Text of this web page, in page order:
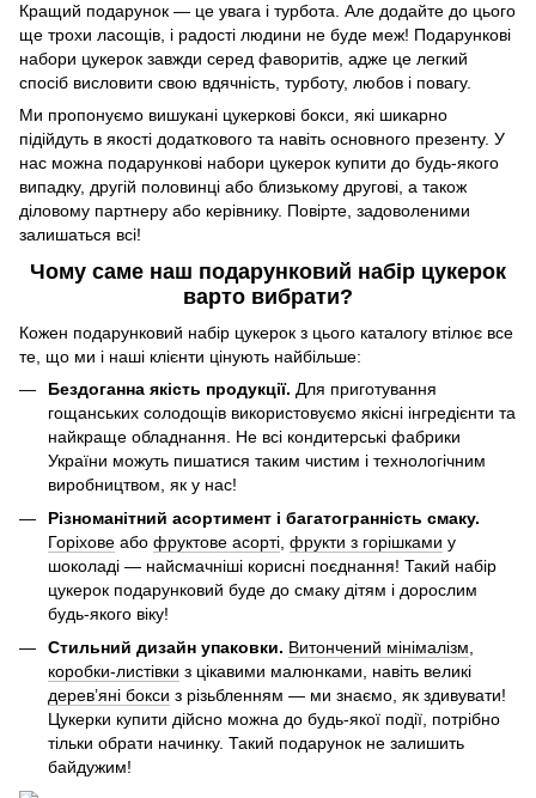
Кращий подарунок — це увага і турбота. Але додайте до цього
ще трохи ласощів, і радості людини не буде меж! Подарункові
набори цукерок завжди серед фаворитів, адже це легкий
спосіб висловити свою вдячність, турботу, любов і повагу.
Ми пропонуємо вишукані цукеркові бокси, які шикарно
підійдуть в якості додаткового та навіть основного презенту. У
нас можна подарункові набори цукерок купити до будь-якого
випадку, другій половинці або близькому другові, а також
діловому партнеру або керівнику. Повірте, задоволеними
залишаться всі!
Чому саме наш подарунковий набір цукерок
варто вибрати?
Кожен подарунковий набір цукерок з цього каталогу втілює все
те, що ми і наші клієнти цінують найбільше:
Бездоганна якість продукції. Для приготування
гощанських солодощів використовуємо якісні інгредієнти та
найкраще обладнання. Не всі кондитерські фабрики
України можуть пишатися таким чистим і технологічним
виробництвом, як у нас!
Різноманітний асортимент і багатогранність смаку.
Горіхове або фруктове асорті фрукти з горішками у
шоколаді — найсмачніші корисні поєднання! Такий набір
цукерок подарунковий буде до смаку дітям і дорослим
будь-якого віку!
Стильний дизайн упаковки. Витончений мінімалізм,
коробки-листівки з цікавими малюнками, навіть великі
дерев’яні бокси з різьбленням — ми знаємо, як здивувати!
Цукерки купити дійсно можна до будь-якої події, потрібно
тільки обрати начинку. Такий подарунок не залишить
байдужим!